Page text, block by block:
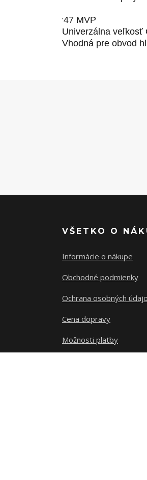
’47 MVP
Univerzálna veľkosť
Vhodná pre obvod
VŠETKO O
Informácie o nákupe
Obchodné podmienky
Ochrana osobných
Cena dopravy
Možnosti platby